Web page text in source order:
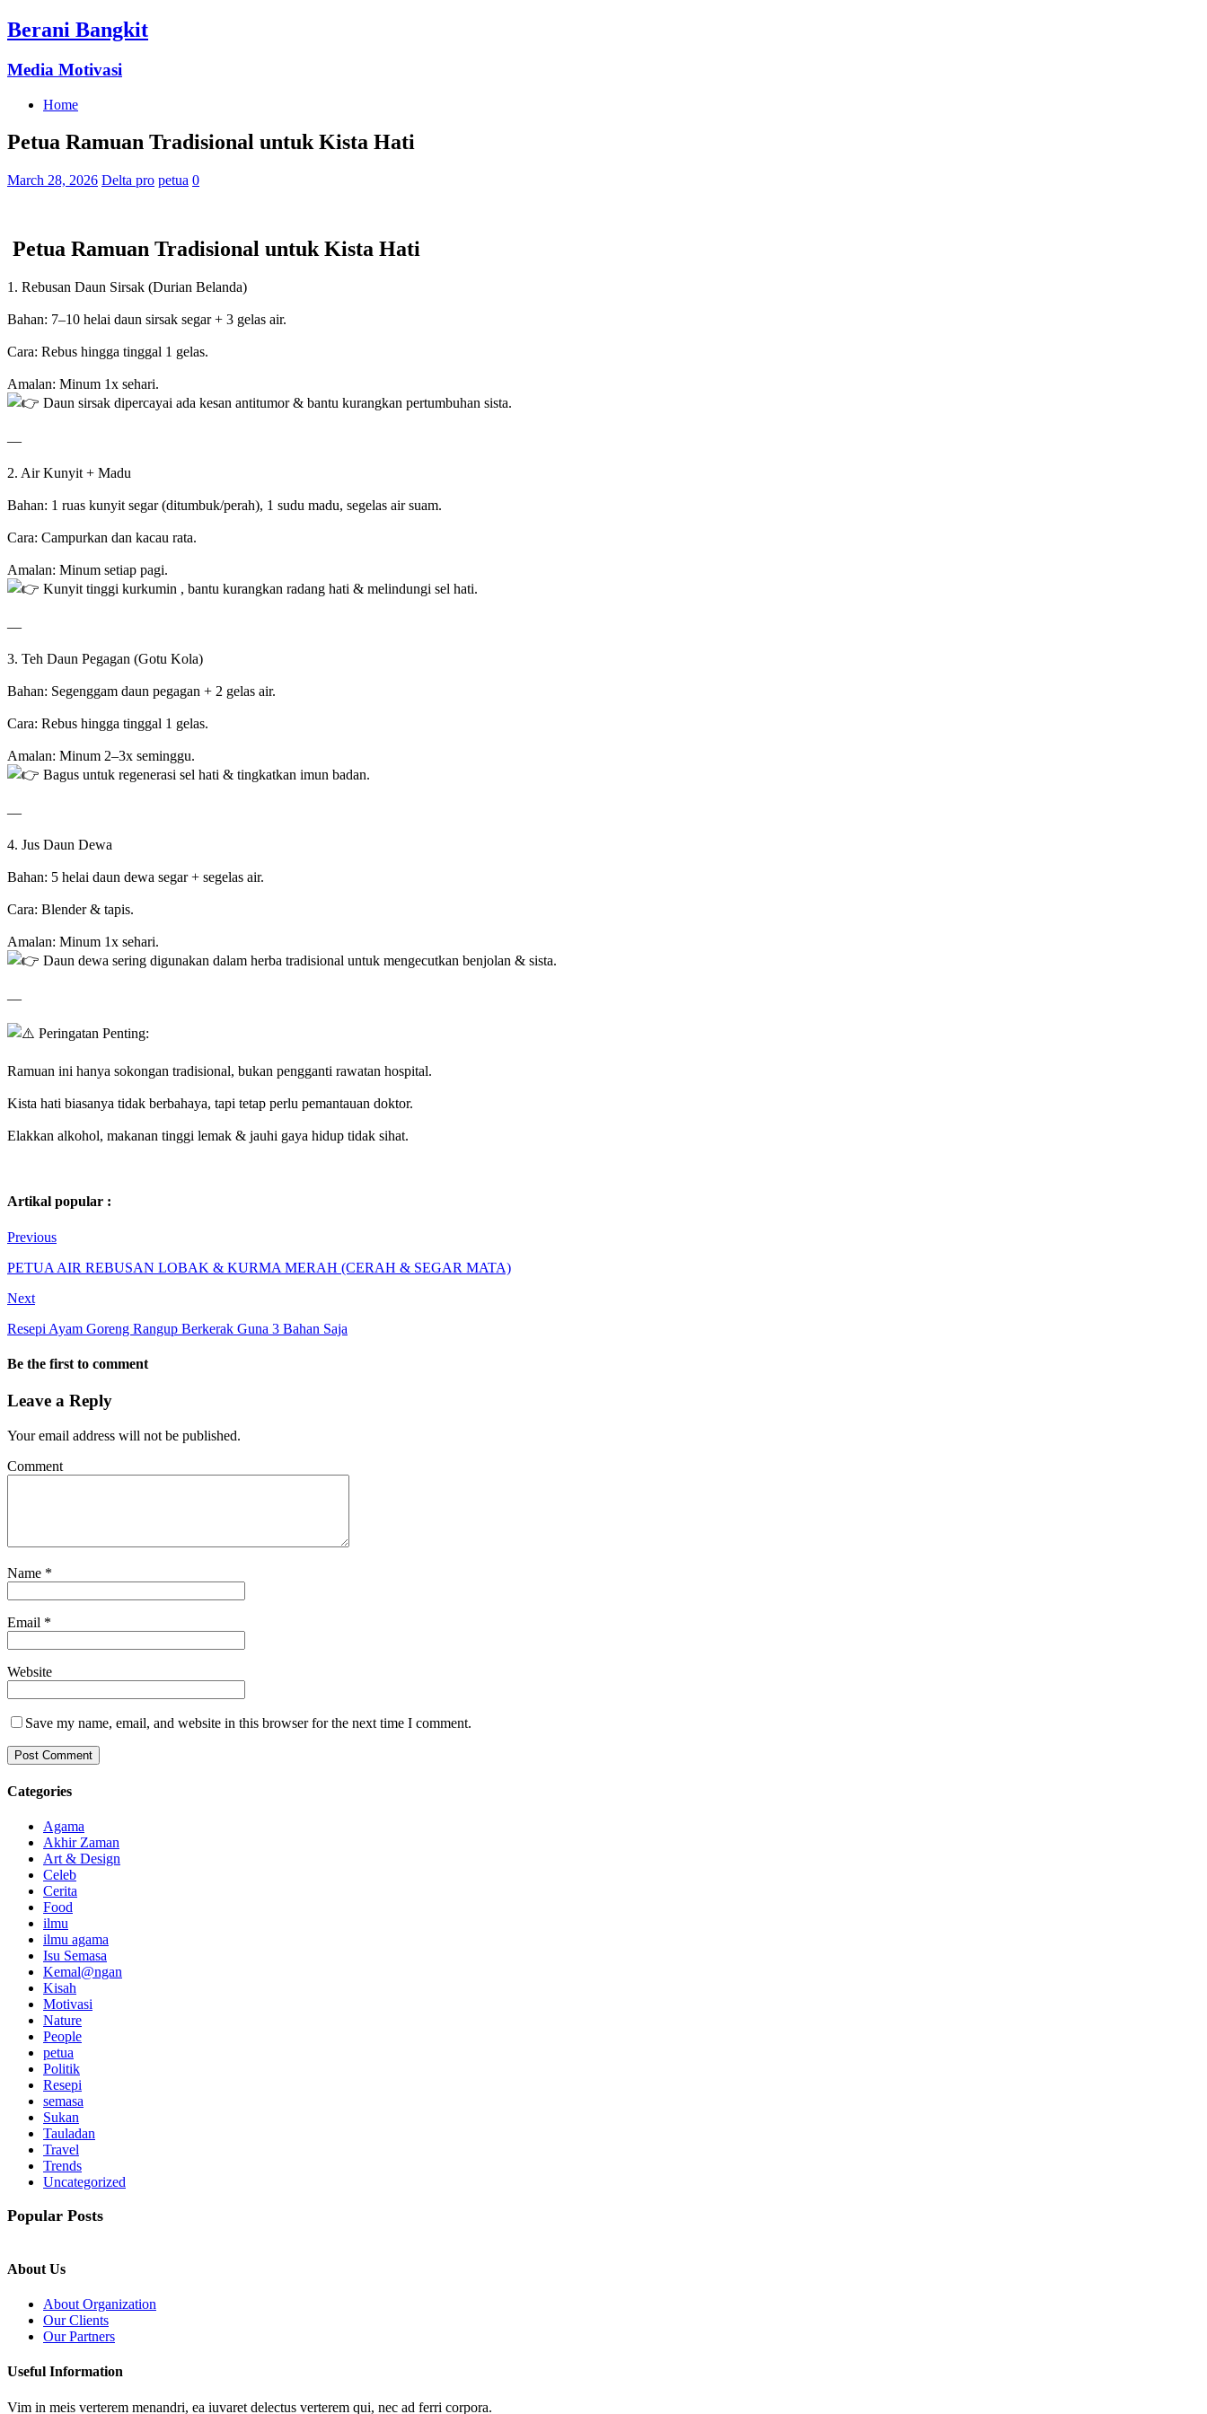
Berani Bangkit
Media Motivasi
Home
Petua Ramuan Tradisional untuk Kista Hati
March 28, 2026 Delta pro petua 0
Petua Ramuan Tradisional untuk Kista Hati
1. Rebusan Daun Sirsak (Durian Belanda)
Bahan: 7–10 helai daun sirsak segar + 3 gelas air.
Cara: Rebus hingga tinggal 1 gelas.
Amalan: Minum 1x sehari.
Daun sirsak dipercayai ada kesan antitumor & bantu kurangkan pertumbuhan sista.
—
2. Air Kunyit + Madu
Bahan: 1 ruas kunyit segar (ditumbuk/perah), 1 sudu madu, segelas air suam.
Cara: Campurkan dan kacau rata.
Amalan: Minum setiap pagi.
Kunyit tinggi kurkumin , bantu kurangkan radang hati & melindungi sel hati.
—
3. Teh Daun Pegagan (Gotu Kola)
Bahan: Segenggam daun pegagan + 2 gelas air.
Cara: Rebus hingga tinggal 1 gelas.
Amalan: Minum 2–3x seminggu.
Bagus untuk regenerasi sel hati & tingkatkan imun badan.
—
4. Jus Daun Dewa
Bahan: 5 helai daun dewa segar + segelas air.
Cara: Blender & tapis.
Amalan: Minum 1x sehari.
Daun dewa sering digunakan dalam herba tradisional untuk mengecutkan benjolan & sista.
—
Peringatan Penting:
Ramuan ini hanya sokongan tradisional, bukan pengganti rawatan hospital.
Kista hati biasanya tidak berbahaya, tapi tetap perlu pemantauan doktor.
Elakkan alkohol, makanan tinggi lemak & jauhi gaya hidup tidak sihat.
Artikal popular :
Previous
PETUA AIR REBUSAN LOBAK & KURMA MERAH (CERAH & SEGAR MATA)
Next
Resepi Ayam Goreng Rangup Berkerak Guna 3 Bahan Saja
Be the first to comment
Leave a Reply
Your email address will not be published.
Comment
Name *
Email *
Website
Save my name, email, and website in this browser for the next time I comment.
Categories
Agama
Akhir Zaman
Art & Design
Celeb
Cerita
Food
ilmu
ilmu agama
Isu Semasa
Kemal@ngan
Kisah
Motivasi
Nature
People
petua
Politik
Resepi
semasa
Sukan
Tauladan
Travel
Trends
Uncategorized
Popular Posts
About Us
About Organization
Our Clients
Our Partners
Useful Information
Vim in meis verterem menandri, ea iuvaret delectus verterem qui, nec ad ferri corpora.